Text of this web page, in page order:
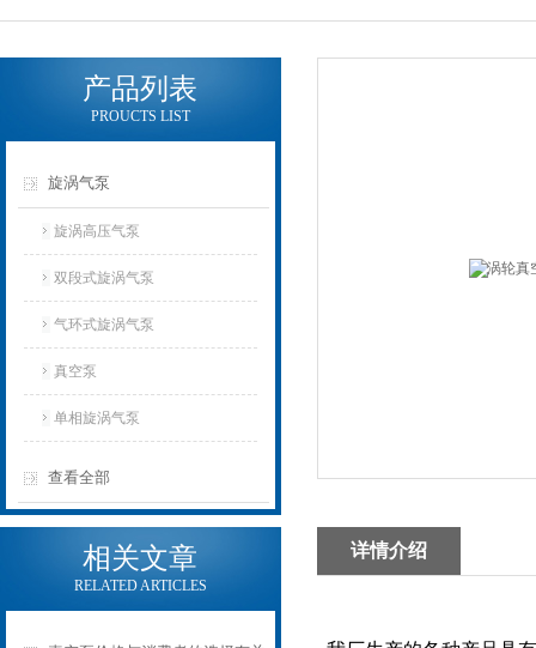
产品列表
PROUCTS LIST
旋涡气泵
旋涡高压气泵
双段式旋涡气泵
气环式旋涡气泵
真空泵
单相旋涡气泵
查看全部
相关文章
RELATED ARTICLES
详情介绍